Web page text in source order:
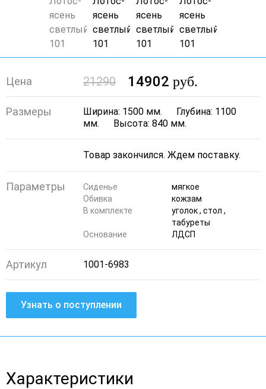
Цена 21290 14902 руб.
Размеры Ширина: 1500 мм.
Глубина: 1100
мм.
Высота: 840 мм.
Параметры Сиденье
мягкое
Обивка
кожзам
В комплекте
уголок , стол ,
табуреты
Основание
ЛДСП
Артикул 1001-6983
Узнать о поступлении
Характеристики